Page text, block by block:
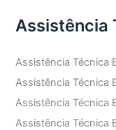
Assistência
Assistência Técnica
Assistência Técnica
Assistência Técnica
Assistência Técnica